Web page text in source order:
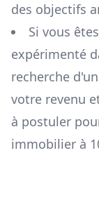
des objectifs
Si vous
expérimenté
recherche
votre revenu
à postuler
immobilier à